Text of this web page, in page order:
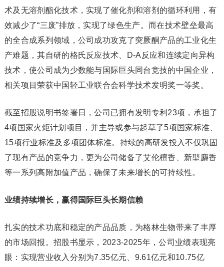
术及无溶剂酯化技术，实现了催化剂和溶剂的循环利用，有
效减少了“三废”排放，实现了绿色生产。而在技术壁垒最高
的全合成系列领域，公司成功攻克了突厥酮产品的工业化生
产难题，其自研的格氏反应技术、D-A反应和连续定向异构
技术，使公司成为少数能与国际巨头同台竞技的中国企业，
相关项目荣获中国轻工业联合会科学技术发明奖一等奖。
截至招股说明书签署日，公司已拥有发明专利23项，承担了
4项国家火炬计划项目，并主导或参与起草了5项国家标准、
15项行业标准及多项团体标准。持续的高研发投入不仅巩固
了现有产品的竞争力，更为公司储备了艾伦檀香、新型麝香
等一系列高附加值产品，确保了未来增长的可持续性。
业绩持续增长，赢得国际巨头长期信赖
扎实的技术功底和稳定的产品品质，为格林生物带来了丰厚
的市场回报。招股书显示，2023-2025年，公司业绩表现亮
眼：实现营业收入分别为7.35亿元、9.61亿元和10.75亿